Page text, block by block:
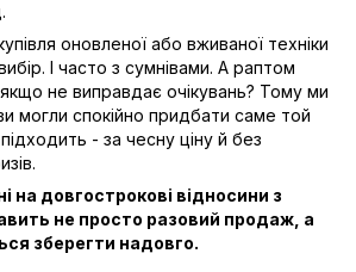
оновленої або вживаної техніки
І часто з сумнівами. А раптом
не виправдає очікувань? Тому ми
могли спокійно придбати саме той
- за чесну ціну й без
на довгострокові відносини з
не просто разовий продаж, а
зберегти надовго.